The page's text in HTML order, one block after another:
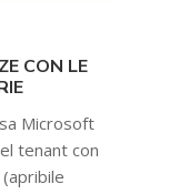
CON LE
Microsoft
tenant con